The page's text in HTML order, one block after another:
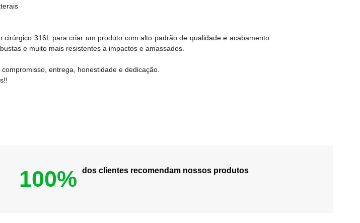
316L para criar um produto com alto padrão de qualidade e acabamento
e muito mais resistentes a impactos e amassados.
entrega, honestidade e dedicação.
100% dos clientes recomendam nossos produtos